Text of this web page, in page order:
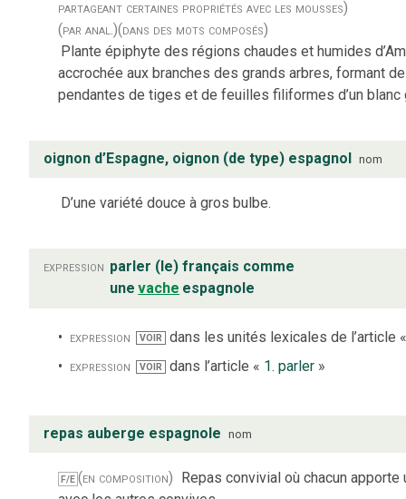
partageant certaines propriétés avec les mousses)
(par anal.)(dans des mots composés)
Plante épiphyte des régions chaudes et humides
accrochée aux branches des grands arbres, formant
pendantes de tiges et de feuilles filiformes d’un blanc
oignon d’Espagne, oignon (de type) espagnol nom
D’une variété douce à gros bulbe.
expression parler (le) français comme
une vache espagnole
expression VOIR dans les unités lexicales de l’article
expression
VOIR dans l’article « 1. parler»
repas auberge espagnole nom
F/E (en composition) Repas convivial où chacun apporte